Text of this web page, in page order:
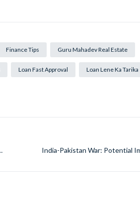
Finance Tips Guru Mahadev Real Estate
Loan Fast Approval Loan Lene Ka Tarika
India-Pakistan War: Potential